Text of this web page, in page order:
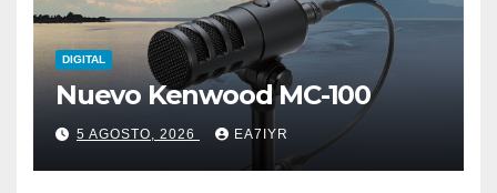
DIGITAL
Nuevo Kenwood MC-100
5 AGOSTO, 2026 EA7IYR